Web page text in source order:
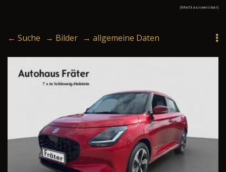
(MwSt ausweisbar)
← Suche → Bilder → allgemeine Daten